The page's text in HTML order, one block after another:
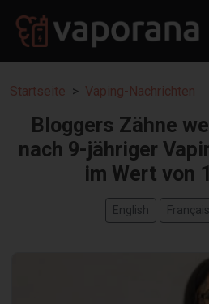
Startseite Vaping-Nachrichten
Bloggers Zähne
nach 9-jähriger
im Wert von
English Français